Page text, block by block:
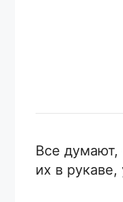
Все
их в